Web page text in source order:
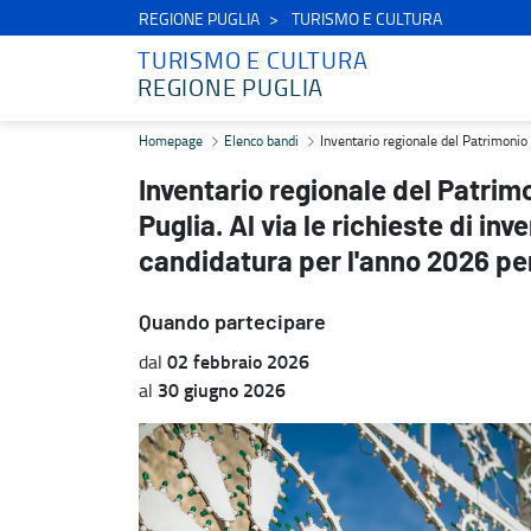
REGIONE PUGLIA TURISMO E CULTURA
TURISMO E CULTURA
REGIONE PUGLIA
Inventario regionale del Patrimonio Culturale Immateriale della
Homepage Elenco bandi Inventario regionale del
Inventario regionale del
Puglia. Al via le richieste di
candidatura per l'anno 2026
Quando partecipare
dal 02 febbraio 2026
al 30 giugno 2026